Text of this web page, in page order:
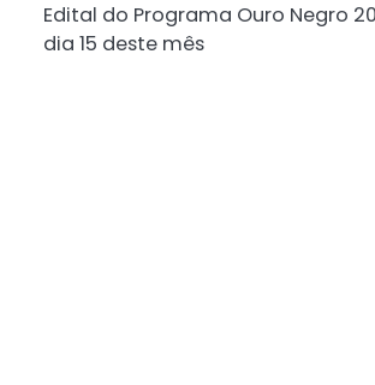
Edital do Programa Ouro Negro
dia 15 deste mês